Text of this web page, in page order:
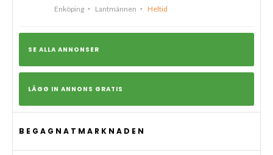
Enköping Lantmännen Heltid
SE ALLA ANNONSER
LÄGG IN ANNONS GRATIS
BEGAGNATMARKNADEN